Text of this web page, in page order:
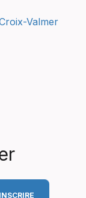
Valmer